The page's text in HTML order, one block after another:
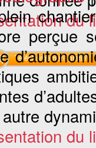
du
Téléchargement gratuit
perçue
du